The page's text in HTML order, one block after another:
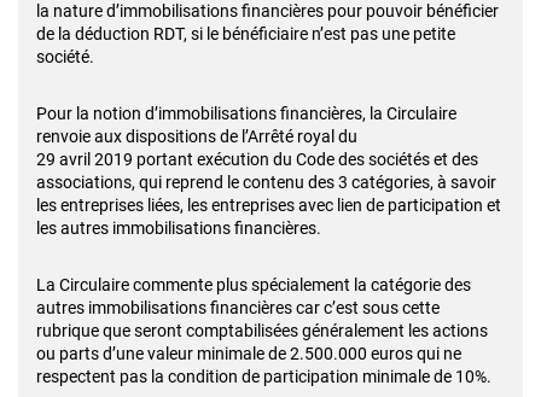
la nature d’immobilisations financières pour pouvoir bénéficier
de la déduction RDT, si le bénéficiaire n’est pas une petite
société.
Pour la notion d’immobilisations financières, la Circulaire
renvoie aux dispositions de l’Arrêté royal du
29 avril 2019 portant exécution du Code des sociétés et des
associations, qui reprend le contenu des 3 catégories, à savoir
les entreprises liées, les entreprises avec lien de participation et
les autres immobilisations financières.
La Circulaire commente plus spécialement la catégorie des
autres immobilisations financières car c’est sous cette
rubrique que seront comptabilisées généralement les actions
ou parts d’une valeur minimale de 2.500.000 euros qui ne
respectent pas la condition de participation minimale de 10%.